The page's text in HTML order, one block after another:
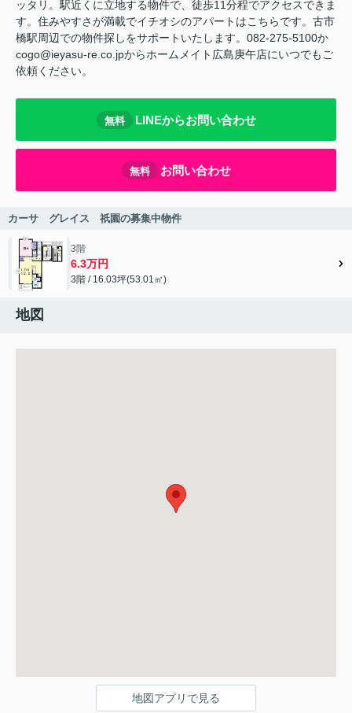
ッタリ。駅近くに立地する物件で、徒歩11分程でアクセスできま
す。住みやすさが満載でイチオシのアパートはこちらです。古市
橋駅周辺での物件探しをサポートいたします。082-275-5100か
cogo@ieyasu-re.co.jpからホームメイト広島庚午店にいつでもご
依頼ください。
無料 LINEからお問い合わせ
無料 お問い合わせ
カーサ グレイス 祇園の募集中物件
3階
6.3万円
3階 / 16.03坪(53.01㎡)
地図
地図アプリで見る